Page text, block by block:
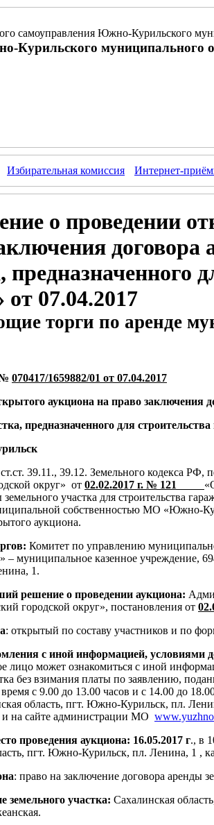
самоуправления Южно-Курильского
Курильского муниципального
Избирательная комиссия Интернет-
о проведении
договора
предназначенного
от 07.04.2017
торги по аренде
070417/1659882/01 от 07.04.2017
аукциона на право заключения
предназначенного для
ст.ст. 39.11., 39.12. Земельного кодекса
округ» от 02.02.2017 г. № 121
земельного участка для строительства
собственностью МО «Южно-
аукциона.
Комитет по управлению
– муниципальное казенное учреждение,
1.
решение о проведении аукциона:
городской округ», постановления от
: открытый по составу участников и по
с иной информацией, условиями
лицо может ознакомиться с иной
без взимания платы по заявлению,
время с 9.00 до 13.00 часов и с 14.00 до
область, пгт. Южно-Курильск, пл.
и на сайте администрации МО
проведения аукциона: 16.05.2017 г., в
пгт. Южно-Курильск, пл. Ленина, 1 ,
: право на заключение договора аренды
земельного участка: Сахалинская